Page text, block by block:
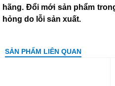
hãng. Đổi mới sản phẩm
hỏng do lỗi sản xuất.
SẢN PHẨM LIÊN QUAN